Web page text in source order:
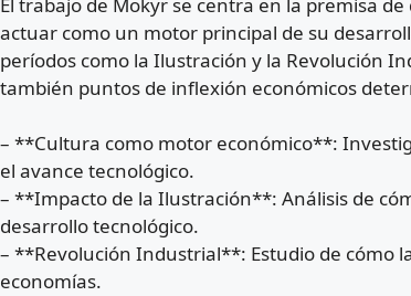
actuar como un motor principal de su
períodos como la Ilustración y la Revolución
también puntos de inflexión económicos
– **Cultura como motor económico**:
el avance tecnológico.
– **Impacto de la Ilustración**: Análisis de
desarrollo tecnológico.
– **Revolución Industrial**: Estudio de cómo
economías.